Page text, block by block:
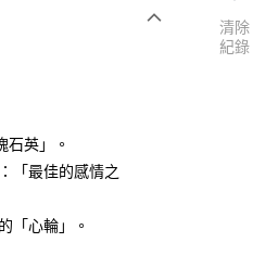
石英」。
「最佳的感情之
「心輪」。
清除
紀錄